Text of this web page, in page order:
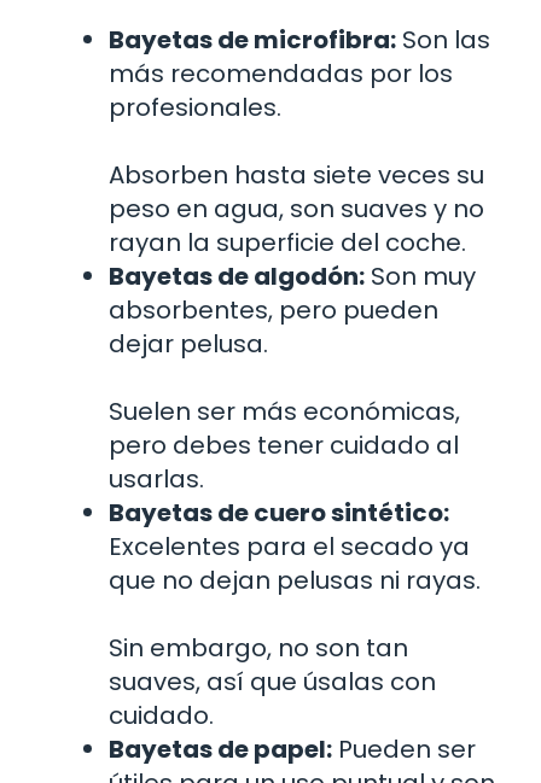
Bayetas de microfibra: Son las
más recomendadas por los
profesionales.
Absorben hasta siete veces su
peso en agua, son suaves y no
rayan la superficie del coche.
Bayetas de algodón: Son muy
absorbentes, pero pueden
dejar pelusa.
Suelen ser más económicas,
pero debes tener cuidado al
usarlas.
Bayetas de cuero sintético:
Excelentes para el secado ya
que no dejan pelusas ni rayas.
Sin embargo, no son tan
suaves, así que úsalas con
cuidado.
Bayetas de papel: Pueden ser